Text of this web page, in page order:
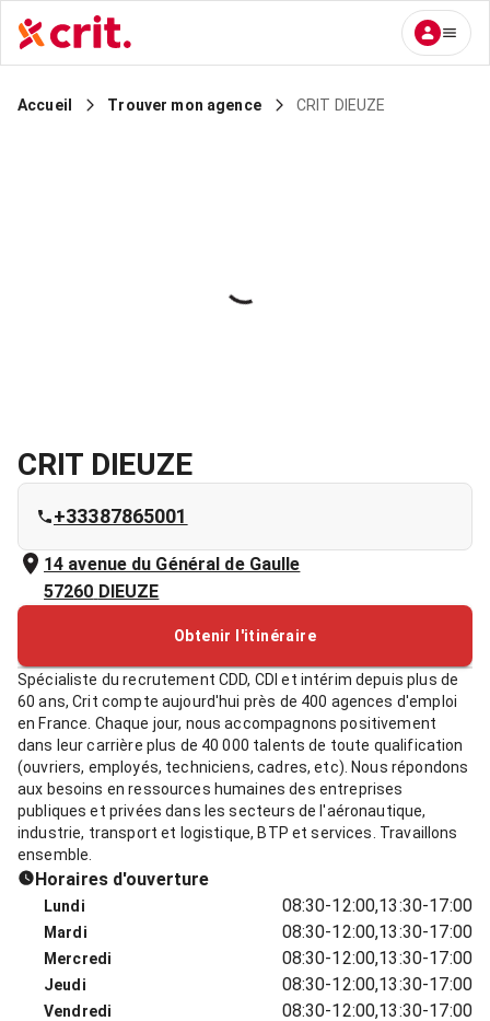
Accueil Trouver mon agence CRIT DIEUZE
CRIT DIEUZE
+33387865001
14 avenue du Général de Gaulle
57260 DIEUZE
Obtenir l'itinéraire
Spécialiste du recrutement CDD, CDI et intérim depuis plus de
60 ans, Crit compte aujourd'hui près de 400 agences d'emploi
en France. Chaque jour, nous accompagnons positivement
dans leur carrière plus de 40 000 talents de toute qualification
(ouvriers, employés, techniciens, cadres, etc). Nous répondons
aux besoins en ressources humaines des entreprises
publiques et privées dans les secteurs de l'aéronautique,
industrie, transport et logistique, BTP et services. Travaillons
ensemble.
Horaires d'ouverture
Lundi 08:30-12:00,13:30-17:00
Mardi 08:30-12:00,13:30-17:00
Mercredi 08:30-12:00,13:30-17:00
Jeudi 08:30-12:00,13:30-17:00
Vendredi 08:30-12:00,13:30-17:00